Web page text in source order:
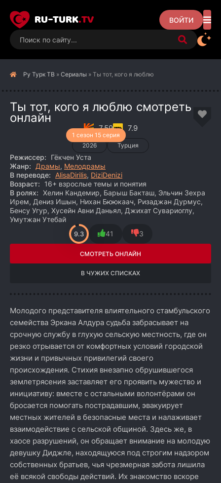
RU-TURK.TV ВОЙТИ
Ру Турк ТВ » Сериалы » Ты тот, кого я люблю
Ты тот, кого я люблю смотреть
онлайн
1 сезон 15 серия
7.59 7.9
2026 Турция
Режиссер:
Гёкчен Уста
Жанр:
Драмы, Мелодрамы
В переводе:
AlisaDirilis, DiziDenizi
Возраст:
16+ взрослые темы и понятия
В ролях: Хелин Кандемир, Барыш Бакташ, Эльчин Зехра
Ирем, Дениз Ишын, Нихан Бююкаач, Ризаджан Дурмус,
Бенсу Угур, Хусейн Авни Даньял, Джихат Сувариоглу,
Умутжан Утебай
9.3 41 3
СМОТРЕТЬ ОНЛАЙН
В ЧУЖИХ СПИСКАХ
Молодого представителя влиятельного стамбульского
семейства Эркана Алдура судьба забрасывает на
срочную службу в глухую сельскую местность, где он
резко отрывается от комфортных условий городской
жизни и привычных привилегий своего
происхождения. Стихия внезапно обрушившегося
землетрясения заставляет его проявить мужество и
инициативу: вместе с остальными волонтёрами он
бросается помогать пострадавшим, эвакуирует
местных жителей в безопасные места и налаживает
взаимодействие с сельской общиной. Здесь же, в
хаосе разрушений, он обращает внимание на молодую
девушку Диджле, находящуюся под строгим надзором
собственных братьев, чья чрезмерная забота лишила
её всякой свободы действий. Их знакомство вскоре